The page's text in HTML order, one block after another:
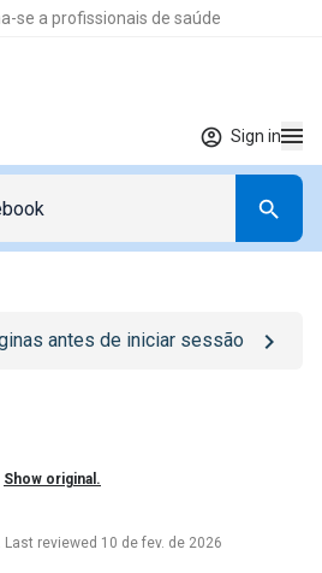
se a profissionais de saúde
Sign in
antes de iniciar sessão
Show original.
Last reviewed 10 de fev. de 2026